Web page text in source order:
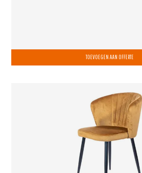
TOEVOEGEN AAN OFFERTE